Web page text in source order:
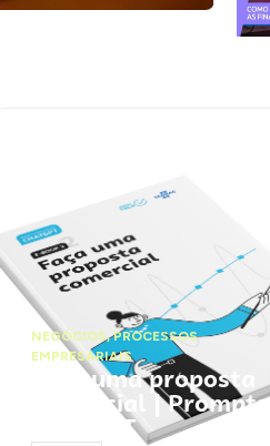
NEGÓCIOS,PROCESSOS
EMPRESARIAIS
Faça uma proposta
comercial | Prompts
ChatGPT